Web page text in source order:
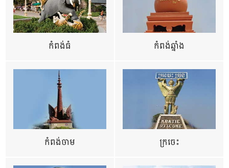
កំពង់ធំ កំពង់ឆ្នាំង
កំពង់ចាម ក្រចេះ